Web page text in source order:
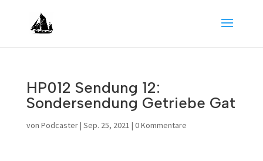
HP012 Sendung 12:
Sondersendung Getriebe Gat
von Podcaster| Sep. 25, 2021 | 0 Kommentare